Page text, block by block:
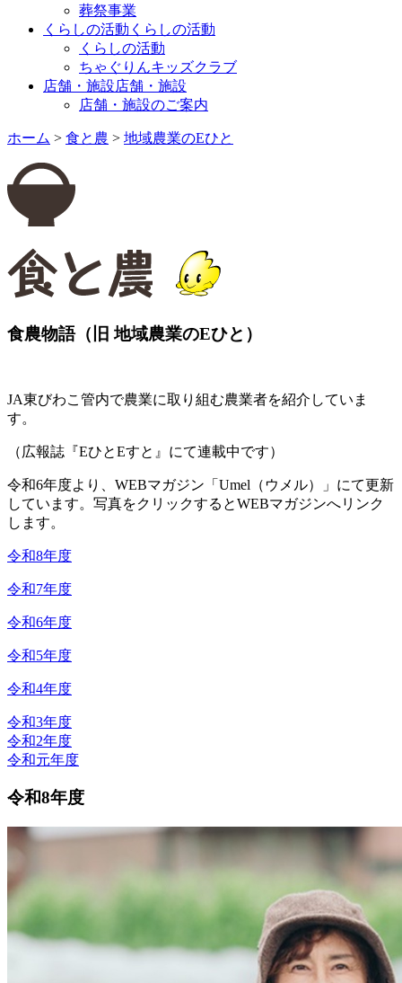
葬祭事業
くらしの活動 くらしの活動
くらしの活動
ちゃぐりんキッズクラブ
店舗・施設店舗・施設
店舗・施設のご案内
ホーム > 食と農 > 地域農業のEひと
食農物語（旧 地域農業のEひと）
JA東びわこ管内で農業に取り組む農業者を紹介していま
す。
（広報誌『EひとEすと』にて連載中です）
令和6年度より、WEBマガジン「Umel（ウメル）」にて更新
しています。写真をクリックするとWEBマガジンへリンク
します。
令和8年度
令和7年度
令和6年度
令和5年度
令和4年度
令和3年度
令和2年度
令和元年度
令和8年度